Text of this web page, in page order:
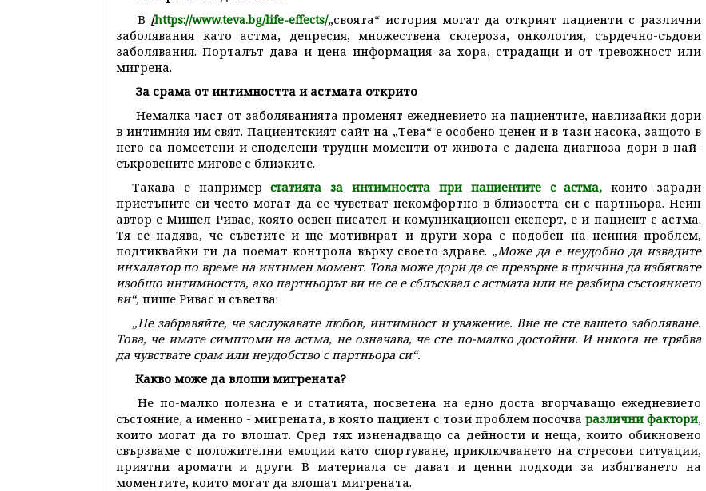
В /https://www.teva.bg/life-effects/„своята“ история могат да открият пациенти с различни
заболявания като астма, депресия, множествена склероза, онкология, сърдечно-съдови
заболявания. Порталът дава и цена информация за хора, страдащи и от тревожност или
мигрена.
За срама от интимността и астмата открито
Немалка част от заболяванията променят ежедневието на пациентите, навлизайки дори
в интимния им свят. Пациентският сайт на „Тева“ е особено ценен и в тази насока, защото в
него са поместени и споделени трудни моменти от живота с дадена диагноза дори в най-
съкровените мигове с близките.
Такава е напримерстатията за интимността при пациентите с астма, които заради
пристъпите си често могат да се чувстват некомфортно в близостта си с партньора. Неин
автор е Мишел Ривас, която освен писател и комуникационен експерт, е и пациент с астма.
Тя се надява, че съветите й ще мотивират и други хора с подобен на нейния проблем,
подтиквайки ги да поемат контрола върху своето здраве. „Може да е неудобно да извадите
инхалатор по време на интимен момент. Това може дори да се превърне в причина да избягвате
изобщо интимността, ако партньорът ви не се е сблъсквал с астмата или не разбира състоянието
ви“, пише Ривас и съветва:
„Не забравяйте, че заслужавате любов, интимност и уважение. Вие не сте вашето заболяване.
Това, че имате симптоми на астма, не означава, че сте по-малко достойни. И никога не трябва
да чувствате срам или неудобство с партньора си“.
Какво може да влоши мигрената?
Не по-малко полезна е и статията, посветена на едно доста вгорчаващо ежедневието
състояние, а именно - мигрената, в която пациент с този проблем посочва различни фактори,
които могат да го влошат. Сред тях изненадващо са дейности и неща, които обикновено
свързваме с положителни емоции като спортуване, приключването на стресови ситуации,
приятни аромати и други. В материала се дават и ценни подходи за избягването на
моментите, които могат да влошат мигрената.